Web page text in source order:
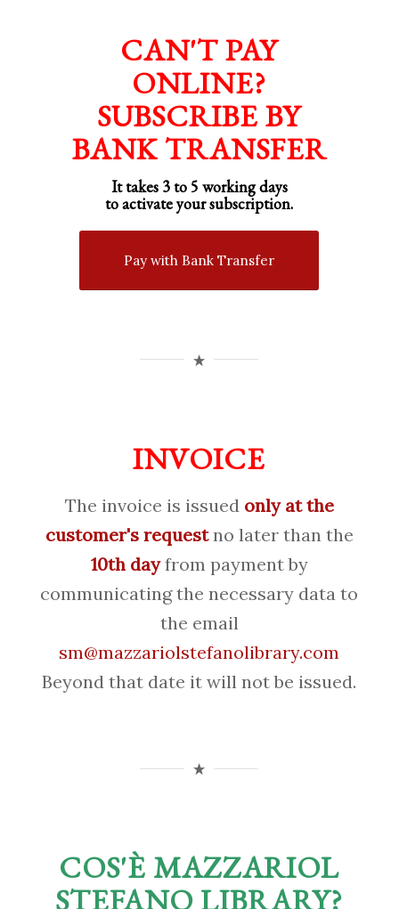
CAN'T PAY
ONLINE?
SUBSCRIBE BY
BANK TRANSFER
It takes 3 to 5 working days
to activate your subscription.
Pay with Bank Transfer
INVOICE
The invoice is issued only at the
customer's requestno later than the
10th dayfrom payment by
communicating the necessary data to
the email
sm@mazzariolstefanolibrary.com
Beyond that date it will not be issued.
COS'È MAZZARIOL
STEFANO LIBRARY?